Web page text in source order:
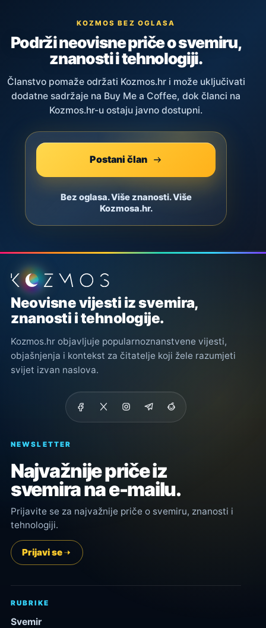
KOZMOS BEZ OGLASA
Podrži neovisne priče o svemiru,
znanosti i tehnologiji.
Članstvo pomaže održati Kozmos.hr i može uključivati
dodatne sadržaje na Buy Me a Coffee, dok članci na
Kozmos.hr-u ostaju javno dostupni.
Postani član
Bez oglasa. Više znanosti. Više
Kozmosa.hr.
Podnožje stranice
Neovisne vijesti iz svemira,
znanosti i tehnologije.
Kozmos.hr objavljuje popularnoznanstvene vijesti,
objašnjenja i kontekst za čitatelje koji žele razumjeti
svijet izvan naslova.
NEWSLETTER
Najvažnije priče iz
svemira na e-mailu.
Prijavite se za najvažnije priče o svemiru, znanosti i
tehnologiji.
Prijavi se
RUBRIKE
Svemir